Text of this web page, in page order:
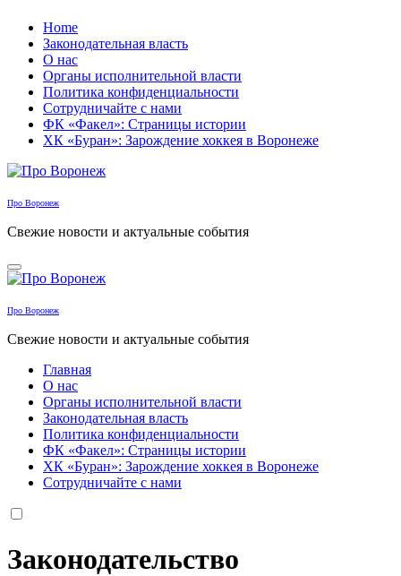
Перейти
содержанию
Home
Законодательная власть
О нас
Органы исполнительной власти
Политика конфиденциальности
Сотрудничайте с нами
ФК «Факел»: Страницы истории
ХК «Буран»: Зарождение хоккея в Воронеже
Про Воронеж
Свежие новости и актуальные события
Про Воронеж
Свежие новости и актуальные события
Главная
О нас
Органы исполнительной власти
Законодательная власть
Политика конфиденциальности
ФК «Факел»: Страницы истории
ХК «Буран»: Зарождение хоккея в Воронеже
Сотрудничайте с нами
Законодательство